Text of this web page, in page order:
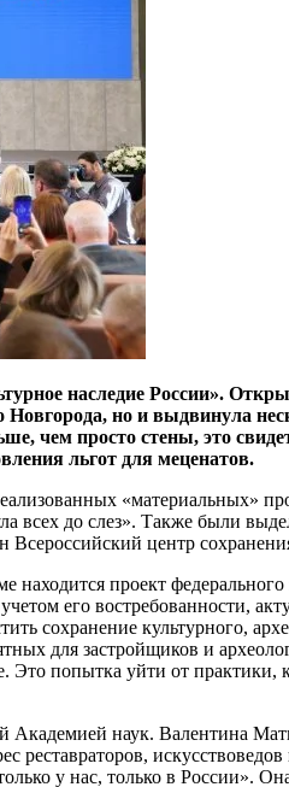
наследие России».
но и выдвинула
чем просто стены, это
льгот для меценатов.
«материальных»
всех до слез». Также были
центр
проект
его востребованности,
сохранение культурного,
для застройщиков и
попытка уйти от практики,
наук. Валентина
у нас, только в России».